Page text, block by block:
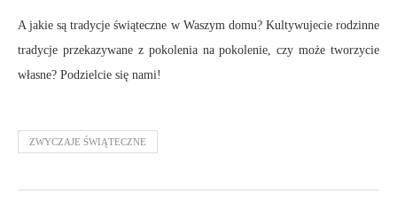
A jakie są tradycje świąteczne w Waszym domu? Kultywujecie rodzinne
tradycje przekazywane z pokolenia na pokolenie, czy może tworzycie
własne? Podzielcie się nami!
ZWYCZAJE ŚWIĄTECZNE